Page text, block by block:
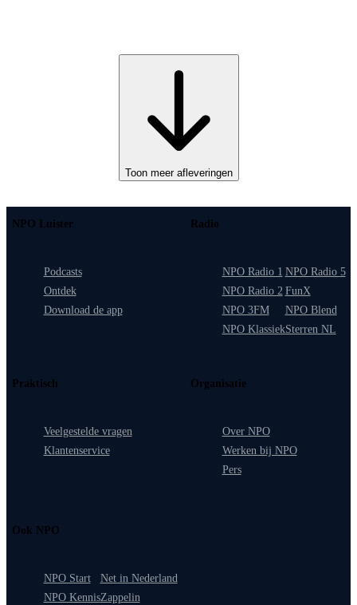
Toon meer afleveringen
NPO Luister
Podcasts
Ontdek
Download de app
Radio
NPO Radio 1
NPO Radio 2
NPO 3FM
NPO Klassiek
NPO Radio 5
FunX
NPO Blend
Sterren NL
Praktisch
Veelgestelde vragen
Klantenservice
Organisatie
Over NPO
Werken bij NPO
Pers
Ook NPO
NPO Start
NPO Kennis
Net in Nederland
Zappelin